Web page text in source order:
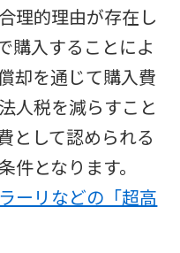
理的理由が存在し
購入することによ
却を通じて購入費
人税を減らすこと
として認められる
件となります。
ーリなどの「超高